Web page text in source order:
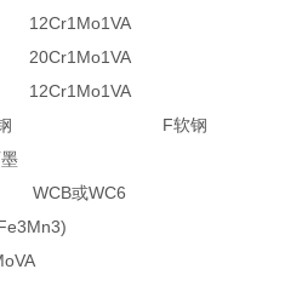
12Cr1Mo1VA
20Cr1Mo1VA
12Cr1Mo1VA
F软钢
WCB或WC6